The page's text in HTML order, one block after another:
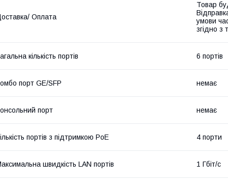
Оплата
Товар
умови
згідно
кількість портів 6 портів
порт GE/SFP немає
порт немає
портів з підтримкою PoE 4 порти
швидкість LAN портів 1 Гбіт/с